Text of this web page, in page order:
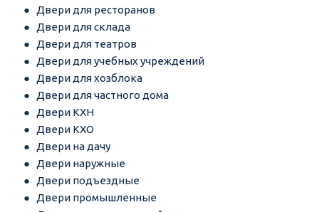
Двери для ресторанов
Двери для склада
Двери для театров
Двери для учебных учреждений
Двери для хозблока
Двери для частного дома
Двери КХН
Двери КХО
Двери на дачу
Двери наружные
Двери подъездные
Двери промышленные